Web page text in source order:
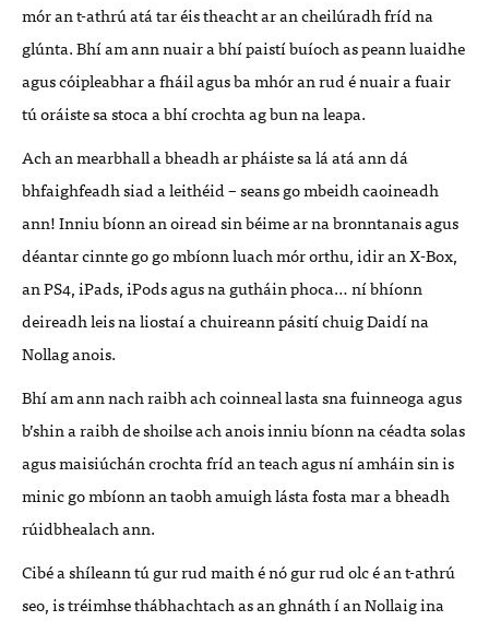
mór an t-athrú atá tar éis theacht ar an cheilúradh fríd na
glúnta. Bhí am ann nuair a bhí paistí buíoch as peann luaidhe
agus cóipleabhar a fháil agus ba mhór an rud é nuair a fuair
tú oráiste sa stoca a bhí crochta ag bun na leapa.
Ach an mearbhall a bheadh ar pháiste sa lá atá ann dá
bhfaighfeadh siad a leithéid – seans go mbeidh caoineadh
ann! Inniu bíonn an oiread sin béime ar na bronntanais agus
déantar cinnte go go mbíonn luach mór orthu, idir an X-Box,
an PS4, iPads, iPods agus na gutháin phoca… ní bhíonn
deireadh leis na liostaí a chuireann pásití chuig Daidí na
Nollag anois.
Bhí am ann nach raibh ach coinneal lasta sna fuinneoga agus
b’shin a raibh de shoilse ach anois inniu bíonn na céadta solas
agus maisiúchán crochta fríd an teach agus ní amháin sin is
minic go mbíonn an taobh amuigh lásta fosta mar a bheadh
rúidbhealach ann.
Cibé a shíleann tú gur rud maith é nó gur rud olc é an t-athrú
seo, is tréimhse thábhachtach as an ghnáth í an Nollaig ina